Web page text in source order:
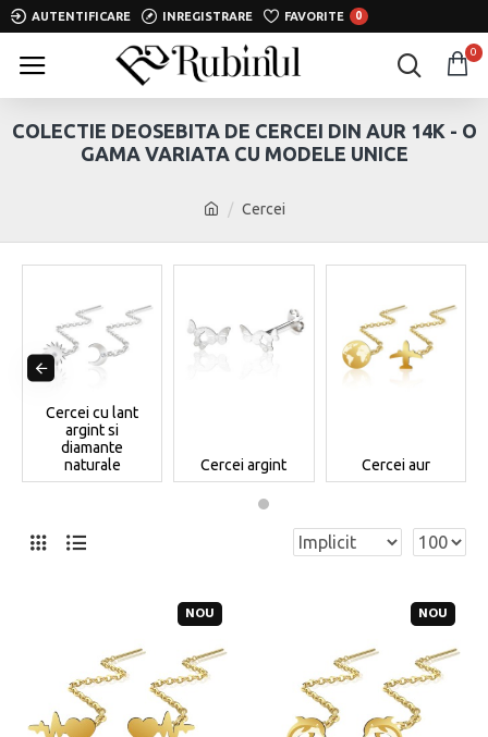
AUTENTIFICARE INREGISTRARE FAVORITE 0
0
Cercei
COLECTIE DEOSEBITA DE CERCEI DIN AUR 14K - O
GAMA VARIATA CU MODELE UNICE
Cercei cu lant
argint si
diamante
naturale
Cercei argint Cercei aur
NOU NOU